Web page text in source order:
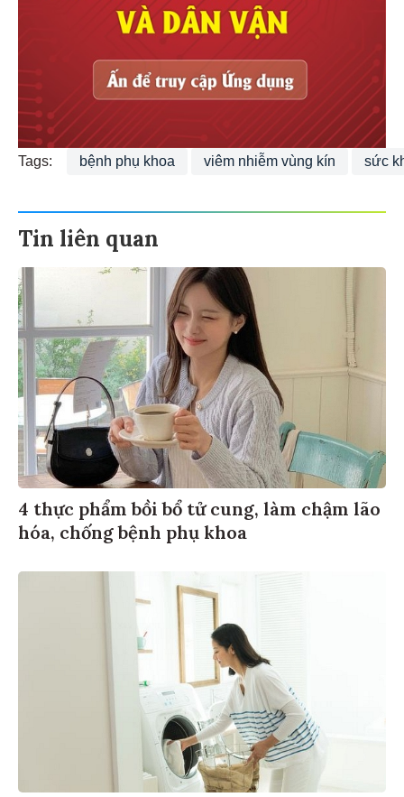
Tags: bệnh phụ khoa viêm nhiễm vùng kín sức
Tin liên quan
4 thực phẩm bồi bổ tử cung, làm chậm lão
hóa, chống bệnh phụ khoa